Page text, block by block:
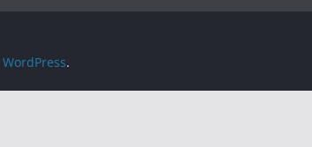
WordPress.